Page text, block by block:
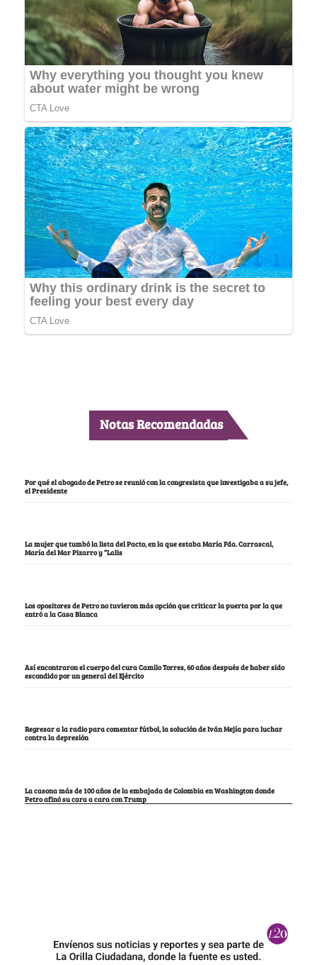
Notas Recomendadas
Por qué el abogado de Petro se reunió con la congresista que investigaba a su jefe,
el Presidente
La mujer que tumbó la lista del Pacto, en la que estaba María Fda. Carrascal,
María del Mar Pizarro y “Lalis
Los opositores de Petro no tuvieron más opción que criticar la puerta por la que
entró a la Casa Blanca
Así encontraron el cuerpo del cura Camilo Torres, 60 años después de haber sido
escondido por un general del Ejército
Regresar a la radio para comentar fútbol, la solución de Iván Mejía para luchar
contra la depresión
La casona más de 100 años de la embajada de Colombia en Washington donde
Petro afinó su cara a cara con Trump